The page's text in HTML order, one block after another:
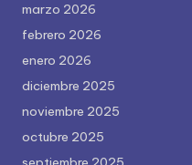
marzo 2026
febrero 2026
enero 2026
diciembre 2025
noviembre 2025
octubre 2025